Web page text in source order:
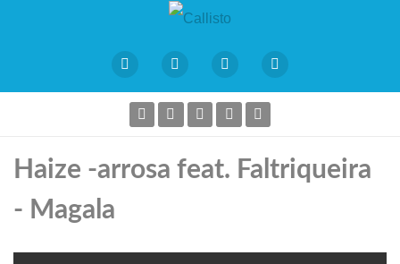
Haize -arrosa feat. Faltriqueira
- Magala